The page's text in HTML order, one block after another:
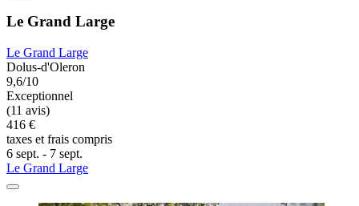
Le Grand Large
Le Grand Large
Dolus-d'Oleron
9,6/10
Exceptionnel
(11 avis)
416 €
taxes et frais compris
6 sept. - 7 sept.
Le Grand Large